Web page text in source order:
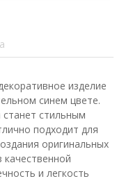
изделие
синем цвете.
станет стильным
подходит для
оригинальных
и легкость